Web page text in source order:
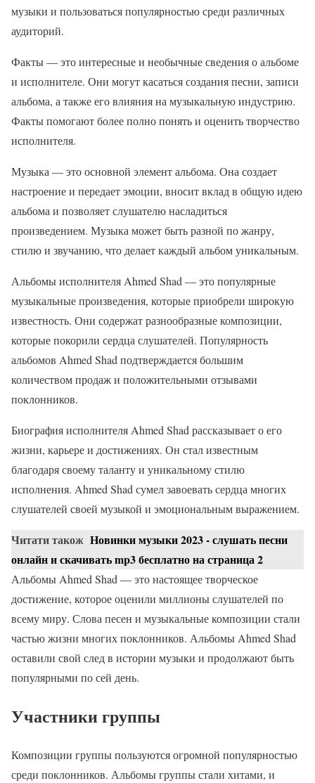
музыки и пользоваться популярностью среди различных
аудиторий.
Факты — это интересные и необычные сведения о альбоме
и исполнителе. Они могут касаться создания песни, записи
альбома, а также его влияния на музыкальную индустрию.
Факты помогают более полно понять и оценить творчество
исполнителя.
Музыка — это основной элемент альбома. Она создает
настроение и передает эмоции, вносит вклад в общую идею
альбома и позволяет слушателю насладиться
произведением. Музыка может быть разной по жанру,
стилю и звучанию, что делает каждый альбом уникальным.
Альбомы исполнителя Ahmed Shad — это популярные
музыкальные произведения, которые приобрели широкую
известность. Они содержат разнообразные композиции,
которые покорили сердца слушателей. Популярность
альбомов Ahmed Shad подтверждается большим
количеством продаж и положительными отзывами
поклонников.
Биография исполнителя Ahmed Shad рассказывает о его
жизни, карьере и достижениях. Он стал известным
благодаря своему таланту и уникальному стилю
исполнения. Ahmed Shad сумел завоевать сердца многих
слушателей своей музыкой и эмоциональным выражением.
Читати також Новинки музыки 2023 - слушать песни
онлайн и скачивать mp3 бесплатно на страница 2
Альбомы Ahmed Shad — это настоящее творческое
достижение, которое оценили миллионы слушателей по
всему миру. Слова песен и музыкальные композиции стали
частью жизни многих поклонников. Альбомы Ahmed Shad
оставили свой след в истории музыки и продолжают быть
популярными по сей день.
Участники группы
Композиции группы пользуются огромной популярностью
среди поклонников. Альбомы группы стали хитами, и